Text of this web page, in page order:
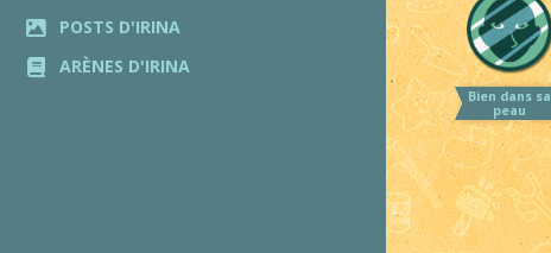
POSTS D'IRINA
ARÈNES D'IRINA
Bien dans sa
peau